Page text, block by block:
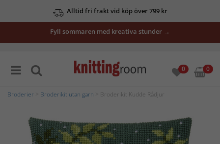
Alltid fri frakt vid köp över 799 kr
Fyll sommaren med kreativa stunder →
0 0
Broderier Broderikit utan garn > Broderikit Kudde Rådjur